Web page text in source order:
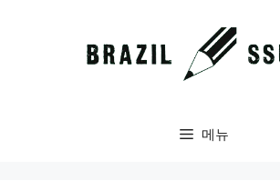
메뉴